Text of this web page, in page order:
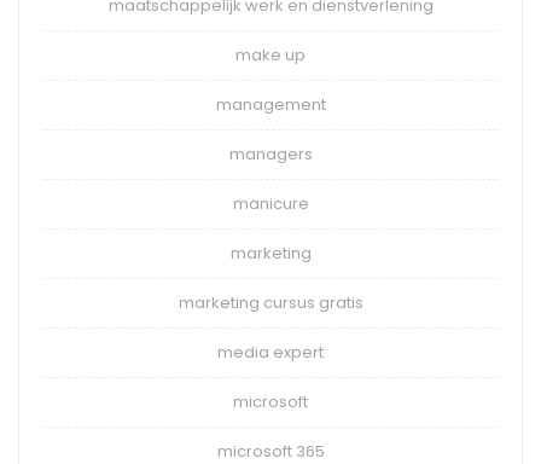
maatschappelijk werk en dienstverlening
make up
management
managers
manicure
marketing
marketing cursus gratis
media expert
microsoft
microsoft 365